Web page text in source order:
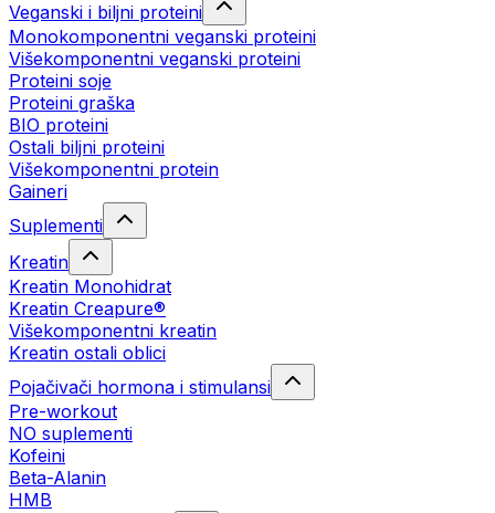
Veganski i biljni proteini
Monokomponentni veganski proteini
Višekomponentni veganski proteini
Proteini soje
Proteini graška
BIO proteini
Ostali biljni proteini
Višekomponentni protein
Gaineri
Suplementi
Kreatin
Kreatin Monohidrat
Kreatin Creapure®
Višekomponentni kreatin
Kreatin ostali oblici
Pojačivači hormona i stimulansi
Pre-workout
NO suplementi
Kofeini
Beta-Alanin
HMB